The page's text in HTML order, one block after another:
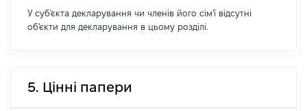
У суб'єкта декларування чи членів його сім'ї відсутні
об'єкти для декларування в цьому розділі.
5. Цінні папери